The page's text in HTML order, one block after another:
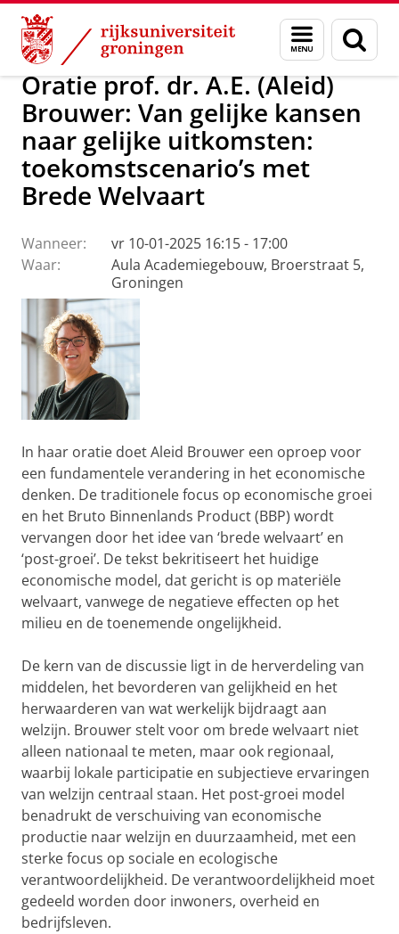
Skip
Content
Skip
Navigation
Menu
en
zoeken
Over ons Actueel Evenementen Oraties
Oratie prof. dr. A.E. (Aleid)
Brouwer: Van gelijke kansen
naar gelijke uitkomsten:
toekomstscenario’s met
Brede Welvaart
Wanneer:
vr 10-01-2025 16:15 - 17:00
Waar:
Aula Academiegebouw, Broerstraat 5,
Groningen
In haar oratie doet Aleid Brouwer een oproep voor
een fundamentele verandering in het economische
denken. De traditionele focus op economische groei
en het Bruto Binnenlands Product (BBP) wordt
vervangen door het idee van ‘brede welvaart’ en
‘post-groei’. De tekst bekritiseert het huidige
economische model, dat gericht is op materiële
welvaart, vanwege de negatieve effecten op het
milieu en de toenemende ongelijkheid.
De kern van de discussie ligt in de herverdeling van
middelen, het bevorderen van gelijkheid en het
herwaarderen van wat werkelijk bijdraagt aan
welzijn. Brouwer stelt voor om brede welvaart niet
alleen nationaal te meten, maar ook regionaal,
waarbij lokale participatie en subjectieve ervaringen
van welzijn centraal staan. Het post-groei model
benadrukt de verschuiving van economische
productie naar welzijn en duurzaamheid, met een
sterke focus op sociale en ecologische
verantwoordelijkheid. De verantwoordelijkheid moet
gedeeld worden door inwoners, overheid en
bedrijfsleven.